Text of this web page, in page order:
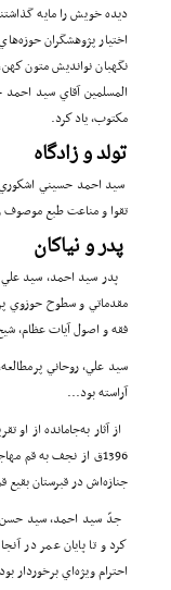
ديده خويش را مايه
اختيار پژوهشگران
نگهبان نوانديش متون
المسلمين آقاي سيد
مكتوب، ياد كرد.
تولد و زادگاه
تقوا و مناعت طبع
پدر و نياكان
مقدماتي و سطوح حوزوي
فقه و اصول آيات عظام، شيخ شعبان گيلاني (م 1348 ق) و آقا ضياء
سيد علي، روحاني
آراسته بود...
از آثار به‌جامانده از
جنازه‌اش در قبرستان
كرد و تا پايان عمر در
احترام ويژه‌اي برخوردار